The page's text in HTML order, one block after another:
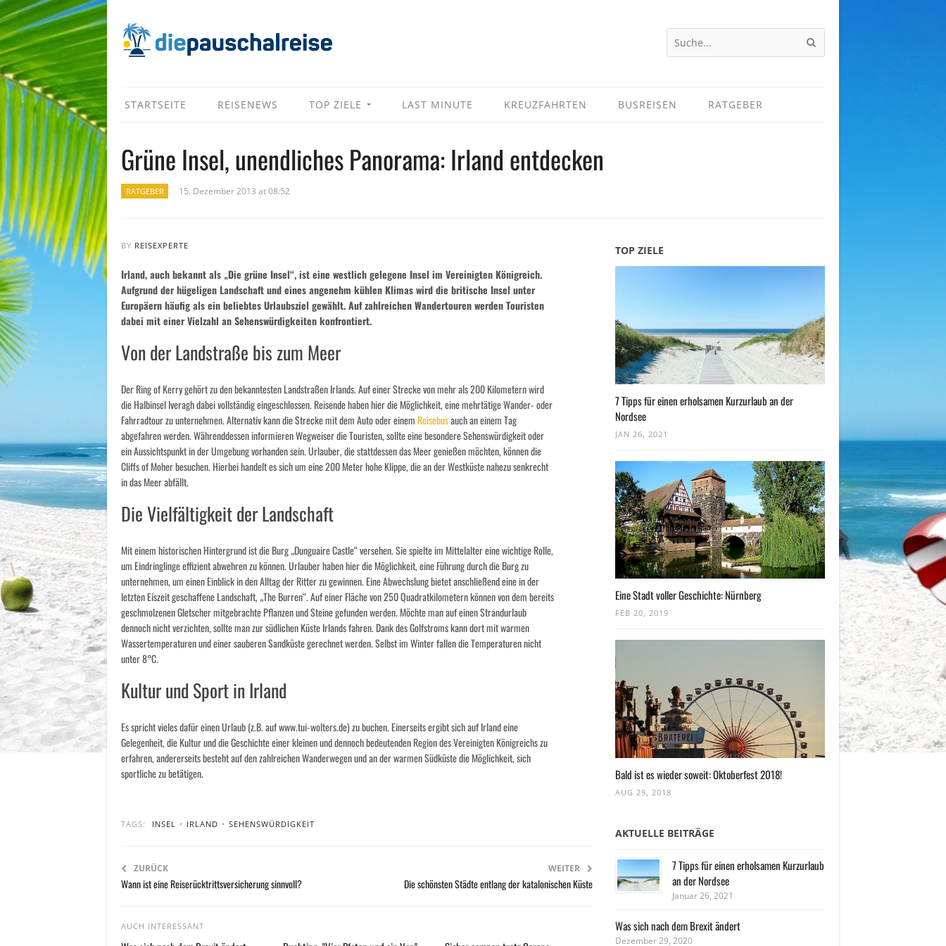
STARTSEITE REISENEWS TOP ZIELE LAST MINUTE KREUZFAHRTEN BUSREISEN RATGEBER
Grüne Insel, unendliches Panorama: Irland entdecken
RATGEBER 15. Dezember 2013 at 08:52
BY REISEXPERTE
Irland, auch bekannt als „Die grüne Insel“, ist eine westlich gelegene Insel im Vereinigten Königreich.
Aufgrund der hügeligen Landschaft und eines angenehm kühlen Klimas wird die britische Insel unter
Europäern häufig als ein beliebtes Urlaubsziel gewählt. Auf zahlreichen Wandertouren werden Touristen
dabei mit einer Vielzahl an Sehenswürdigkeiten konfrontiert.
Von der Landstraße bis zum Meer
Der Ring of Kerry gehört zu den bekanntesten Landstraßen Irlands. Auf einer Strecke von mehr als 200 Kilometern wird
die Halbinsel Iveragh dabei vollständig eingeschlossen. Reisende haben hier die Möglichkeit, eine mehrtätige Wander- oder
Fahrradtour zu unternehmen. Alternativ kann die Strecke mit dem Auto oder einemReisebusauch an einem Tag
abgefahren werden. Währenddessen informieren Wegweiser die Touristen, sollte eine besondere Sehenswürdigkeit oder
ein Aussichtspunkt in der Umgebung vorhanden sein. Urlauber, die stattdessen das Meer genießen möchten, können die
Cliffs of Moher besuchen. Hierbei handelt es sich um eine 200 Meter hohe Klippe, die an der Westküste nahezu senkrecht
in das Meer abfällt.
Die Vielfältigkeit der Landschaft
Mit einem historischen Hintergrund ist die Burg „Dunguaire Castle“ versehen. Sie spielte im Mittelalter eine wichtige Rolle,
um Eindringlinge effizient abwehren zu können. Urlauber haben hier die Möglichkeit, eine Führung durch die Burg zu
unternehmen, um einen Einblick in den Alltag der Ritter zu gewinnen. Eine Abwechslung bietet anschließend eine in der
letzten Eiszeit geschaffene Landschaft, „The Burren“. Auf einer Fläche von 250 Quadratkilometern können von dem bereits
geschmolzenen Gletscher mitgebrachte Pflanzen und Steine gefunden werden. Möchte man auf einen Strandurlaub
dennoch nicht verzichten, sollte man zur südlichen Küste Irlands fahren. Dank des Golfstroms kann dort mit warmen
Wassertemperaturen und einer sauberen Sandküste gerechnet werden. Selbst im Winter fallen die Temperaturen nicht
unter 8°C.
Kultur und Sport in Irland
Es spricht vieles dafür einen Urlaub (z.B. auf www.tui-wolters.de) zu buchen. Einerseits ergibt sich auf Irland eine
Gelegenheit, die Kultur und die Geschichte einer kleinen und dennoch bedeutenden Region des Vereinigten Königreichs zu
erfahren, andererseits besteht auf den zahlreichen Wanderwegen und an der warmen Südküste die Möglichkeit, sich
sportliche zu betätigen.
TAGS: INSEL • IRLAND • SEHENSWÜRDIGKEIT
ZURÜCK
Wann ist eine Reiserücktrittsversicherung sinnvoll?
WEITER
Die schönsten Städte entlang der katalonischen Küste
AUCH INTERESSANT
TOP ZIELE
7 Tipps für einen erholsamen Kurzurlaub an der
Nordsee
JAN 26, 2021
Eine Stadt voller Geschichte: Nürnberg
FEB 20, 2019
Bald ist es wieder soweit: Oktoberfest 2018!
AUG 29, 2018
AKTUELLE BEITRÄGE
7 Tipps für einen erholsamen Kurzurlaub
an der Nordsee
Januar 26, 2021
Was sich nach dem Brexit ändert
Dezember 29, 2020